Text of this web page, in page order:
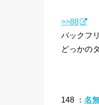
>>88
バックフ
どっかの
148 ： 名